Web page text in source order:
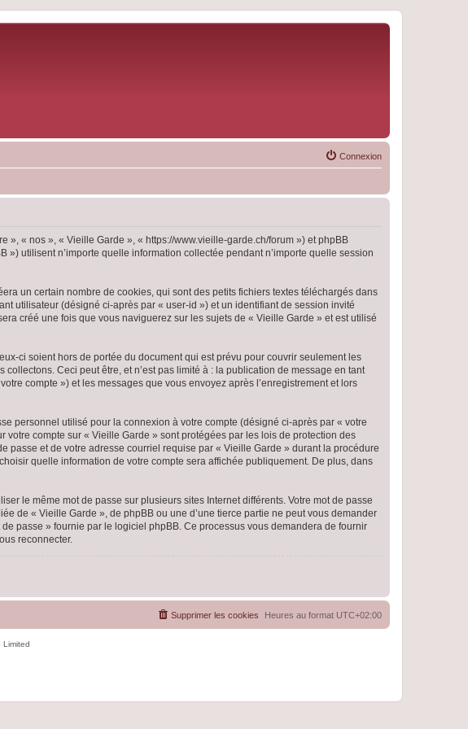
Connexion
« nos », « Vieille Garde », « https://www.vieille-garde.ch/forum ») et phpBB
utilisent n’importe quelle information collectée pendant n’importe quelle session
un certain nombre de cookies, qui sont des petits fichiers textes téléchargés dans
utilisateur (désigné ci-après par « user-id ») et un identifiant de session invité
créé une fois que vous naviguerez sur les sujets de « Vieille Garde » et est utilisé
ci soient hors de portée du document qui est prévu pour couvrir seulement les
Ceci peut être, et n’est pas limité à : la publication de message en tant
compte ») et les messages que vous envoyez après l’enregistrement et lors
personnel utilisé pour la connexion à votre compte (désigné ci-après par « votre
compte sur « Vieille Garde » sont protégées par les lois de protection des
passe et de votre adresse courriel requise par « Vieille Garde » durant la procédure
quelle information de votre compte sera affichée publiquement. De plus, dans
le même mot de passe sur plusieurs sites Internet différents. Votre mot de passe
de « Vieille Garde », de phpBB ou une d’une tierce partie ne peut vous demander
passe » fournie par le logiciel phpBB. Ce processus vous demandera de fournir
reconnecter.
Heures au format UTC+02:00
Supprimer les cookies
Limited